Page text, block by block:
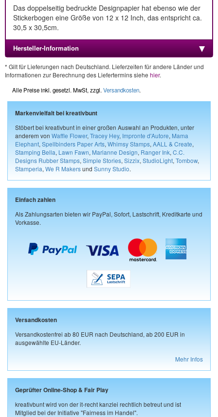
Das doppelseitig bedruckte Designpapier hat ebenso wie der
Stickerbogen eine Größe von 12 x 12 Inch, das entspricht ca.
30,5 x 30,5cm.
Hersteller-Information
* Gilt für Lieferungen nach Deutschland. Lieferzeiten für andere Länder und
Informationen zur Berechnung des Liefertermins siehe hier.
Alle Preise inkl. gesetzl. MwSt, zzgl. Versandkosten.
Markenvielfalt bei kreativbunt
Stöbert bei kreativbunt in einer großen Auswahl an Produkten, unter
anderem von Waffle Flower, Tracey Hey, Impronte d'Autore, Mama
Elephant, Spellbinders Paper Arts, Whimsy Stamps, AALL & Create,
Stamping Bella, Lawn Fawn, Marianne Design, Ranger Ink, C.C.
Designs Rubber Stamps, Simple Stories, Sizzix, StudioLight, Tombow,
Stamperia, We R Makersund Sunny Studio.
Einfach zahlen
Als Zahlungsarten bieten wir PayPal, Sofort, Lastschrift, Kreditkarte und
Vorkasse.
Versandkosten
Versandkostenfrei ab 80 EUR nach Deutschland, ab 200 EUR in
ausgewählte EU-Länder.
Mehr Infos
Geprüfter Online-Shop & Fair Play
kreativbunt wird von der it-recht kanzlei rechtlich betreut und ist
Mitglied bei der Initiative "Fairness im Handel".